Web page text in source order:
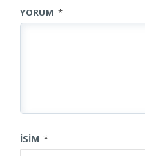
YORUM *
İSIM *